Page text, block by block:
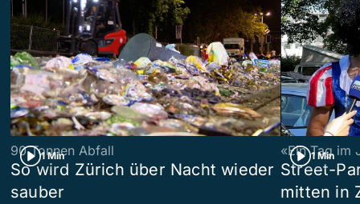
1 Min
90 Tonnen Abfall
So wird Zürich über Nacht wieder
sauber
1 Min
«Ein Tag im
Street-
mitten in